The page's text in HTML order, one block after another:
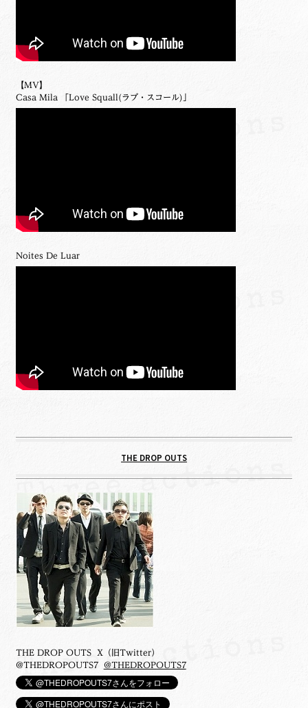
【MV】
Casa Mila 「Love Squall(ラブ・スコール)」
Noites De Luar
THE DROP OUTS
THE DROP OUTS X（旧Twitter）
@THEDROPOUTS7 @THEDROPOUTS7